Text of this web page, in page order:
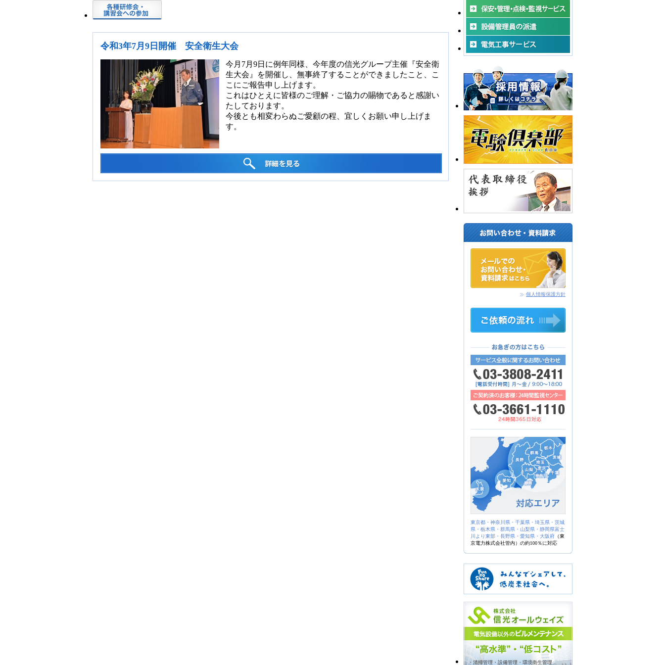
令和3年7月9日開催 安全衛生大会
今月7月9日に例年同様、今年度の信光グループ主催『安全衛
生大会』を開催し、無事終了することができましたこと、こ
こにご報告申し上げます。
これはひとえに皆様のご理解・ご協力の賜物であると感謝い
たしております。
今後とも相変わらぬご愛顧の程、宜しくお願い申し上げま
す。
個人情報保護方針
東京都・神奈川県・千葉県・埼玉県・茨城
県・栃木県・群馬県・山梨県・静岡県富士
川より東部・長野県・愛知県・大阪府 （東
京電力株式会社管内）の約100％に対応
・清掃管理・設備管理・環境衛生管理